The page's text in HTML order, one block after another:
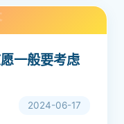
一般要考虑
2024-06-17